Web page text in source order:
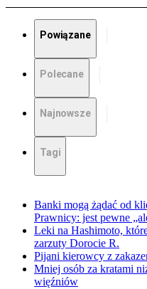
Powiązane
Polecane
Najnowsze
Tagi
Banki mogą żądać od
Prawnicy: jest pewne
Leki na Hashimoto,
zarzuty Dorocie R.
Pijani kierowcy z
Mniej osób za kratami
więźniów